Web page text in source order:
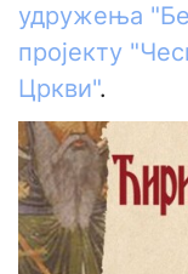
удружења
пројекту
Цркви".